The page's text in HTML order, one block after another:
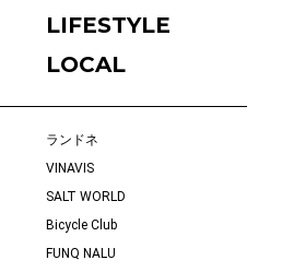
LIFESTYLE
LOCAL
ランドネ
VINAVIS
SALT WORLD
Bicycle Club
FUNQ NALU